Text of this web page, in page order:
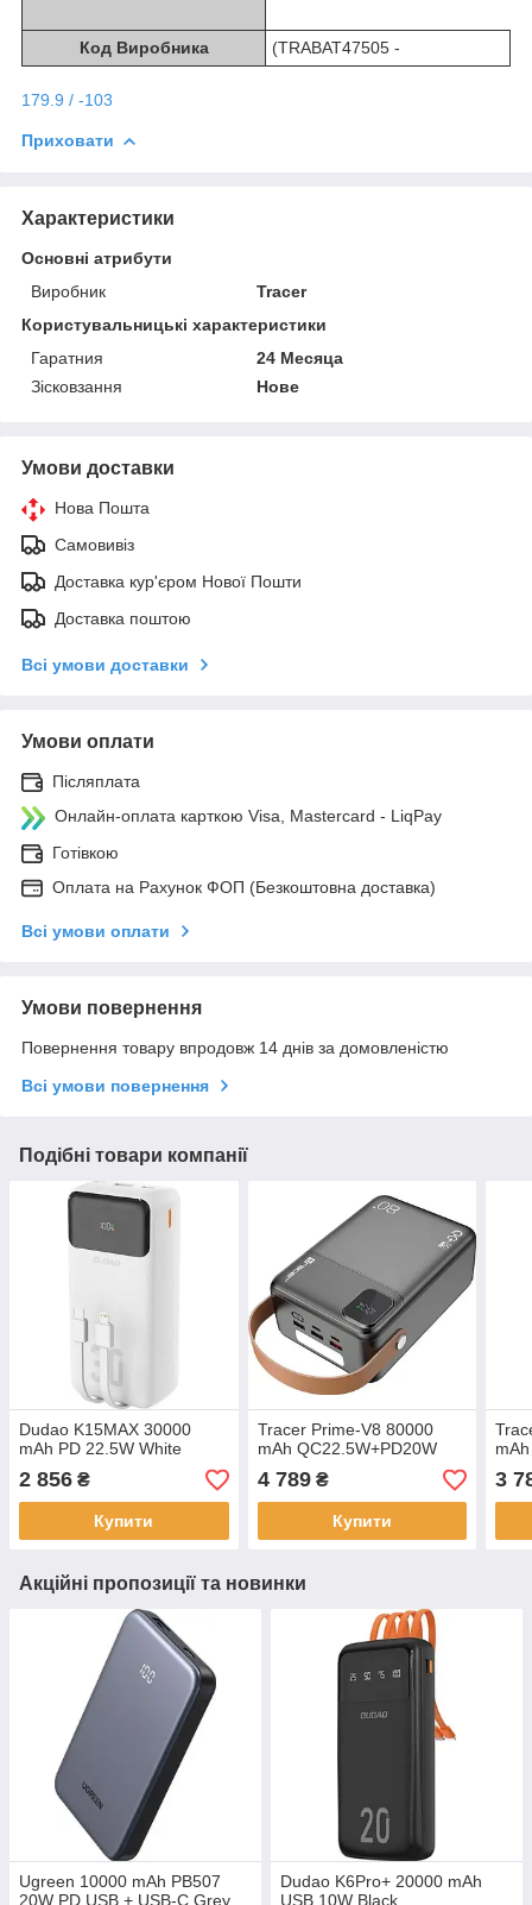
Код Виробника (TRABAT47505 -
179.9 / -103
Приховати
Характеристики
Основні атрибути
Виробник
Tracer
Користувальницькі характеристики
Гаратния
24 Месяца
Зісковзання
Нове
Умови доставки
Нова Пошта
Самовивіз
Доставка кур'єром Нової Пошти
Доставка поштою
Всі умови доставки
Умови оплати
Післяплата
Онлайн-оплата карткою Visa, Mastercard - LiqPay
Готівкою
Оплата на Рахунок ФОП (Безкоштовна доставка)
Всі умови оплати
Умови повернення
Повернення товару впродовж 14 днів за домовленістю
Всі умови повернення
Подібні товари компанії
Dudao K15MAX 30000
mAh PD 22.5W White
2 856 ₴
Купити
Tracer Prime-V8 80000
mAh QC22.5W+PD20W
4 789₴
Купити
3
Акційні пропозиції та новинки
Ugreen 10000 mAh PB507
20W PD USB + USB-C Grey
Dudao K6Pro+ 20000 mAh
USB 10W Black